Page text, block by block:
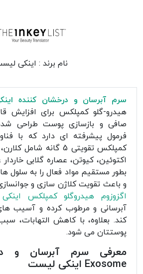
نام برند : اینکی
سرم آبرسان و درخشان کننده
هیدرو-گلو کمپلکس برای افزایش
صافی و بازسازی پوست طراحی
فرمول پیشرفته ای دارد که با
کمپلکس تقویتی 5 گانه
اکتوئین، کیوتن، عصاره گلابی
بطور مستقیم مواد فعال را به سلول
و باعث تقویت کلاژن سازی و
اگزوزوم هیدروگلو کمپلکس
آبرسانی و مرطوب کرده و آسیب
کند. بعلاوه، با کاهش التهابات،
پوستتان می شود.
معرفی سرم آبرسان و
Exosome اینکی لیست